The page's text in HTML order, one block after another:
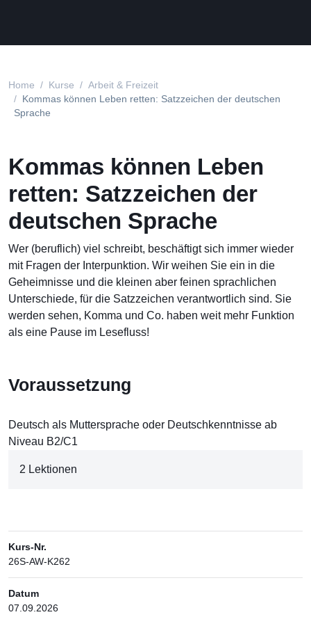
Home Kurse
Arbeit & Freizeit
Kommas können Leben retten: Satzzeichen der deutschen
Sprache
Kommas können Leben
retten: Satzzeichen der
deutschen Sprache
Wer (beruflich) viel schreibt, beschäftigt sich immer wieder
mit Fragen der Interpunktion. Wir weihen Sie ein in die
Geheimnisse und die kleinen aber feinen sprachlichen
Unterschiede, für die Satzzeichen verantwortlich sind. Sie
werden sehen, Komma und Co. haben weit mehr Funktion
als eine Pause im Lesefluss!
Voraussetzung
Deutsch als Muttersprache oder Deutschkenntnisse ab
Niveau B2/C1
2 Lektionen
Kurs-Nr.
26S-AW-K262
Datum
07.09.2026